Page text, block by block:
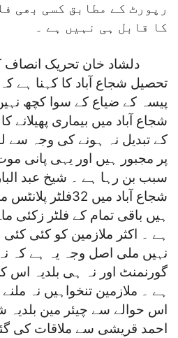
رپورٹ کے مطابق کسی بھی
کا قابل ہی نہیں ہے ۔
دلشاد خان تحریک انصاف
تحصیل شجاع آباد کا کہنا ہے
پیسہ کے ضیاع کے سوا کچھ نہیں
شجاع آباد میں بیماری پھیلانے
کے تبدیل نہ ہونے کی وجہ سے
پر مجبور ہیں اور یہی پانی
سبب بن رہا ہے ۔ شیخ عبد
ہیں باقی تمام کے فلٹر زکئی
ہے ۔ اکثر ملازمین کو کئی
نہیں ملی اصل وجہ یہ ہے کہ
گورنمنٹ اور نہ ہی بلدیہ اس
ہے ۔ ملازمین تنخواہیں نہ
اس حوالے سے چیئر مین بلدیہ
احمد قریشی سے ملاقات کی